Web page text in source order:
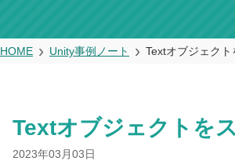
HOME Unity事例ノート Textオブジェク
Textオブジェクトを
2023年03月03日